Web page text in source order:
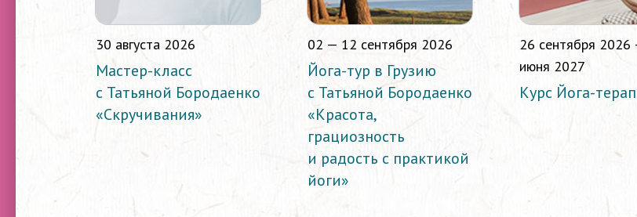
30 августа 2026
Мастер-класс
с Татьяной Бородаенко
«Скручивания»
02 — 12 сентября 2026
Йога-тур в Грузию
с Татьяной Бородаенко
«Красота,
грациозность
и радость с практикой
йоги»
26 сентября
июня 2027
Курс Йога-